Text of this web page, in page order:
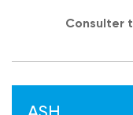
Consulter